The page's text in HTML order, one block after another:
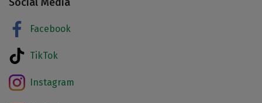
Facebook
TikTok
Instagram